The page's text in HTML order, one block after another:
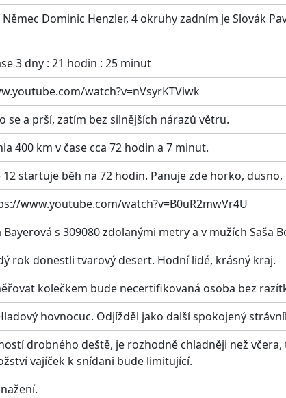
Dominic Henzler, 4 okruhy zadním je Slovák
3 dny : 21 hodin : 25 minut
watch?v=nVsyrKTViwk
se a prší, zatím bez silnějších nárazů větru.
400 km v čase cca 72 hodin a 7 minut.
startuje běh na 72 hodin. Panuje zde horko, dusno,
www.youtube.com/watch?v=B0uR2mwVr4U
s 309080 zdolanými metry a v mužích Saša
rok donestli tvarový desert. Hodní lidé, krásný kraj.
kolečkem bude necertifikovaná osoba bez
hovnocuc. Odjížděl jako další spokojený
drobného deště, je rozhodně chladněji než
vajíček k snídani bude limitující.